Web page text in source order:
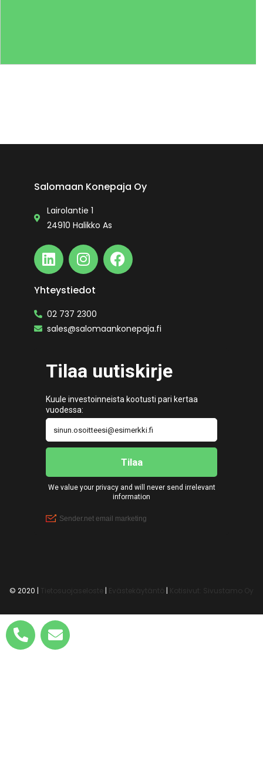
Salomaan Konepaja Oy
Lairolantie 1
24910 Halikko As
Yhteystiedot
02 737 2300
sales@salomaankonepaja.fi
© 2020 | Tietosuojaseloste | Evästekäytäntö | Kotisivut: Sivustamo Oy